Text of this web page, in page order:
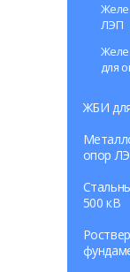
ЛЭП
для
ЖБИ
опор
500 кВ